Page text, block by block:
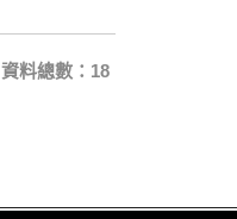
資料總數：18